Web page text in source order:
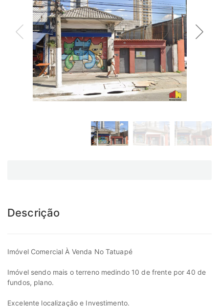
Descrição
Imóvel Comercial À Venda No Tatuapé
Imóvel sendo mais o terreno medindo 10 de frente por 40 de
fundos, plano.
Excelente localização e Investimento.